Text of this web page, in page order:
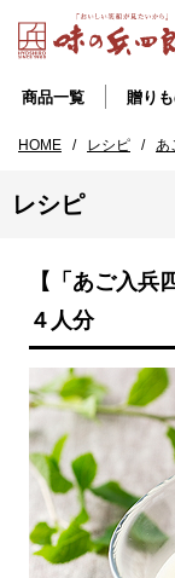
商品一覧 贈り
HOME / レシピ / あ
レシピ
【「あご入兵
４人分